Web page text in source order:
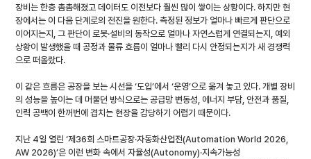
장비는 한층 촘촘해졌고 데이터도 이전보다 훨씬 많이 쌓이는 상황이다. 하지만 현
장에서는 이 다음 단계로의 전진을 원한다. 측정된 정보가 얼마나 빠르게 판단으로
이어지는지, 그 판단이 로봇·설비의 동작으로 얼마나 자연스럽게 연결되는지, 예외
상황이 발생했을 때 공정과 물류 흐름이 얼마나 빨리 다시 안정되는지가 새 경쟁력
으로 떠올랐다.
이 같은 흐름은 공장을 보는 시선을 ‘도입’에서 ‘운영’으로 옮겨 놓고 있다. 개별 장비
의 성능을 높이는 데 머물던 방식으로는 공급망 변동성, 에너지 부담, 안전과 품질,
인력 공백이 한꺼번에 겹치는 현장을 감당하기 어렵기 때문이다.
지난 4일 열린 ‘제36회 스마트공장·자동화산업전(Automation World 2026,
AW 2026)’은 이런 변화 속에서 자율성(Autonomy)·지속가능성